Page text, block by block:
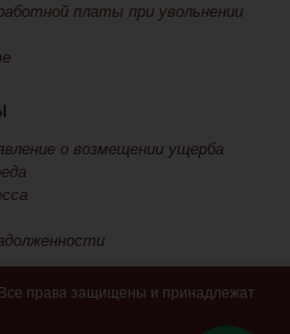
платы при увольнении
о возмещении ущерба
права защищены и принадлежат